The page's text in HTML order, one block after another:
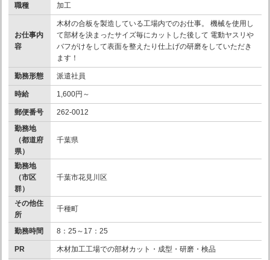
職種 加工
お仕事内
容
木材の合板を製造している工場内でのお仕事。 機械を使用し
て部材を決まったサイズ毎にカットした後して 電動ヤスリや
バフがけをして表面を整えたり仕上げの研磨をしていただき
ます！
勤務形態 派遣社員
時給 1,600円～
郵便番号
262-0012
勤務地
（都道府
県）
千葉県
勤務地
（市区
群）
千葉市花見川区
その他住
所
千種町
勤務時間 8：25～17：25
PR
木材加工工場での部材カット・成型・研磨・検品